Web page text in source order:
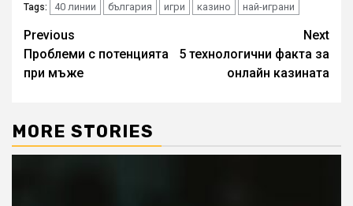
Tags: 40 линии българия игри казино най-играни
Continue
Reading
Previous
Проблеми с потенцията
при мъже
Next
5 технологични факта за
онлайн казината
MORE STORIES